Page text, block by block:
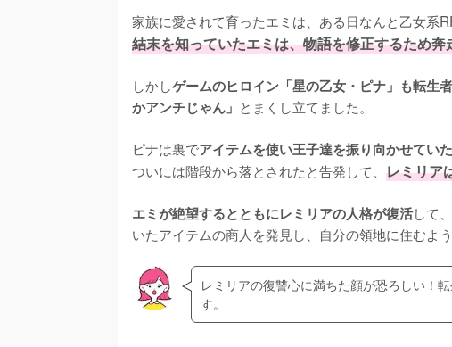
家族に愛されて育ったエミは、ある日なんと乙女系
結末を知っていたエミは、物語を修正するため奔
しかしゲームのヒロイン「星の乙女・ピナ」も転生者
かアンチじゃん」 とまくし立てました。
ピナは裏でアイテムを使い王子達を振り向かせていた
ついには階段から落とされたと告発して、 レミリア
エミが絶望するとともにレミリアの人格が復活して
いたアイテムの商人を発見し、自分の領地に住むよう
レミリアの復讐心に満ちた顔が恐ろしい！
す。